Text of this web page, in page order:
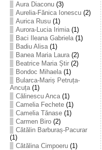
Aura Diaconu(3)
Aurelia-Fănica Ionescu(2)
Aurica Rusu(1)
Aurora-Lucia Irimia(1)
Baci Ileana Gabriela(1)
Badiu Alisa(1)
Banea Maria Laura(2)
Beatrice Maria Știr(2)
Bondoc Mihaela(1)
Bularca-Mariș Petruța-
Ancuța(1)
Călinescu Anca(1)
Camelia Fechete(1)
Camelia Tănase(1)
Carmen Biro(2)
Cătălin Barburaș-Pacurar
(1)
Cătălina Cimpoeru(1)